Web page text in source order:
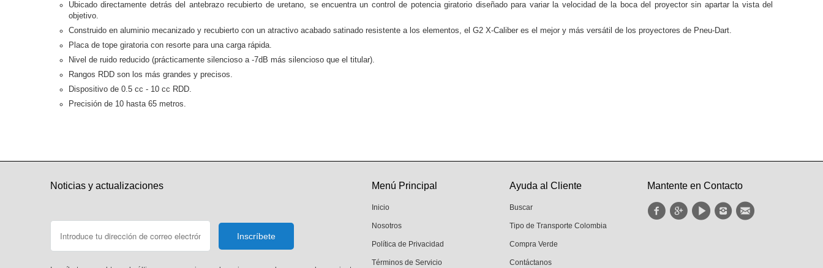
Ubicado directamente detrás del antebrazo recubierto de uretano, se encuentra un control de potencia giratorio diseñado para variar la velocidad de la boca del proyector sin apartar la vista del
objetivo.
Construido en aluminio mecanizado y recubierto con un atractivo acabado satinado resistente a los elementos, el G2 X-Caliber es el mejor y más versátil de los proyectores de Pneu-Dart.
Placa de tope giratoria con resorte para una carga rápida.
Nivel de ruido reducido (prácticamente silencioso a -7dB más silencioso que el titular).
Rangos RDD son los más grandes y precisos.
Dispositivo de 0.5 cc - 10 cc RDD.
Precisión de 10 hasta 65 metros.
Noticias y actualizaciones Menú Principal
Inicio
Nosotros
Política de Privacidad
Términos de Servicio
Ayuda al Cliente
Buscar
Tipo de Transporte Colombia
Compra Verde
Contáctanos
Mantente en Contacto